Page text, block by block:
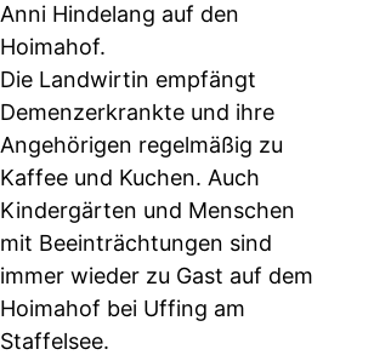
Anni Hindelang auf den
Hoimahof.
Die Landwirtin empfängt
Demenzerkrankte und ihre
Angehörigen regelmäßig zu
Kaffee und Kuchen. Auch
Kindergärten und Menschen
mit Beeinträchtungen sind
immer wieder zu Gast auf dem
Hoimahof bei Uffing am
Staffelsee.